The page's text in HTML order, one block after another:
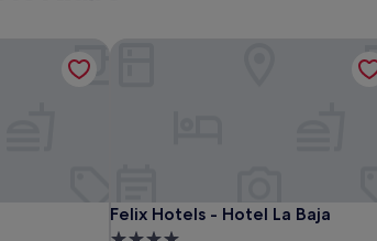
Felix Hotels - Hotel La Baja
Felix Hotels - Hotel La Baja